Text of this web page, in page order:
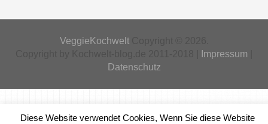
VeggieKochweltCopyright © 2026.
Impressum
Datenschutz
Diese Website verwendet Cookies, Wenn Sie diese Website